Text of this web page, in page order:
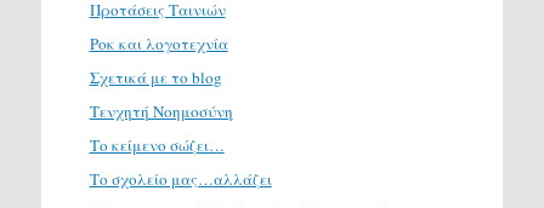
Προτάσεις Ταινιών
Ροκ και λογοτεχνία
Σχετικά με το blog
Τενχητή Νοημοσύνη
Το κείμενο σώζει…
Το σχολείο μας…αλλάζει